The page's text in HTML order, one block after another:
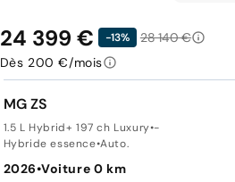
MG ZS
1.5 L Hybrid+ 197 ch Luxury•-
Hybride essence•Auto.
2026•Voiture 0 km
24 399 € -13%
28 140 €
Dès 200 €/mois